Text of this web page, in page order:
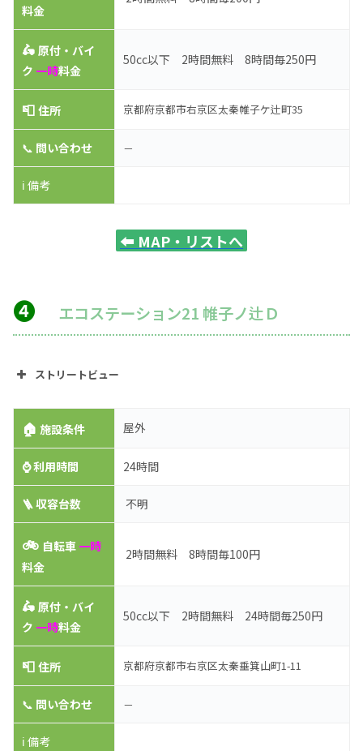
料金
🛵原付・バイ
ク 一時料金
50cc以下 2時間無料 8時間毎250円
📮住所 京都府京都市右京区太秦帷子ケ辻町35
📞 問い合わせ －
ℹ️ 備考
⬅️ MAP・リストへ
❹ エコステーション21 帷子ノ辻Ｄ
ストリートビュー
🏠施設条件 屋外
⌚利用時間 24時間
🪜 収容台数 不明
🚲 自転車 一時
料金
2時間無料 8時間毎100円
🛵原付・バイ
ク 一時料金
50cc以下 2時間無料 24時間毎250円
📮住所 京都府京都市右京区太秦垂箕山町1-11
📞 問い合わせ －
ℹ️ 備考